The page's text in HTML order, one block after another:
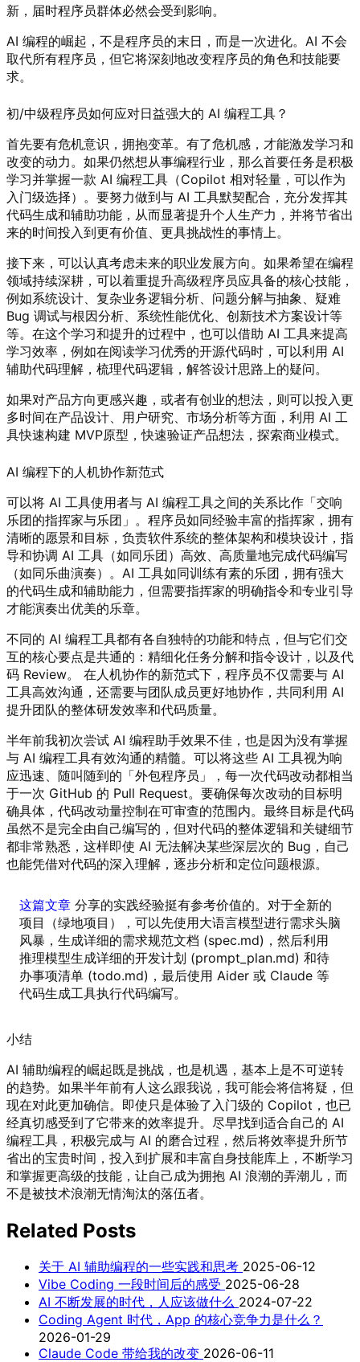
新，届时程序员群体必然会受到影响。
AI 编程的崛起，不是程序员的末日，而是一次进化。AI 不会
取代所有程序员，但它将深刻地改变程序员的角色和技能要
求。
初/中级程序员如何应对日益强大的 AI 编程工具？
首先要有危机意识，拥抱变革。有了危机感，才能激发学习和
改变的动力。如果仍然想从事编程行业，那么首要任务是积极
学习并掌握一款 AI 编程工具（Copilot 相对轻量，可以作为
入门级选择）。要努力做到与 AI 工具默契配合，充分发挥其
代码生成和辅助功能，从而显著提升个人生产力，并将节省出
来的时间投入到更有价值、更具挑战性的事情上。
接下来，可以认真考虑未来的职业发展方向。如果希望在编程
领域持续深耕，可以着重提升高级程序员应具备的核心技能，
例如系统设计、复杂业务逻辑分析、问题分解与抽象、疑难
Bug 调试与根因分析、系统性能优化、创新技术方案设计等
等。在这个学习和提升的过程中，也可以借助 AI 工具来提高
学习效率，例如在阅读学习优秀的开源代码时，可以利用 AI
辅助代码理解，梳理代码逻辑，解答设计思路上的疑问。
如果对产品方向更感兴趣，或者有创业的想法，则可以投入更
多时间在产品设计、用户研究、市场分析等方面，利用 AI 工
具快速构建 MVP原型，快速验证产品想法，探索商业模式。
AI 编程下的人机协作新范式
可以将 AI 工具使用者与 AI 编程工具之间的关系比作「交响
乐团的指挥家与乐团」。程序员如同经验丰富的指挥家，拥有
清晰的愿景和目标，负责软件系统的整体架构和模块设计，指
导和协调 AI 工具（如同乐团）高效、高质量地完成代码编写
（如同乐曲演奏）。AI 工具如同训练有素的乐团，拥有强大
的代码生成和辅助能力，但需要指挥家的明确指令和专业引导
才能演奏出优美的乐章。
不同的 AI 编程工具都有各自独特的功能和特点，但与它们交
互的核心要点是共通的：精细化任务分解和指令设计，以及代
码 Review。 在人机协作的新范式下，程序员不仅需要与 AI
工具高效沟通，还需要与团队成员更好地协作，共同利用 AI
提升团队的整体研发效率和代码质量。
半年前我初次尝试 AI 编程助手效果不佳，也是因为没有掌握
与 AI 编程工具有效沟通的精髓。可以将这些 AI 工具视为响
应迅速、随叫随到的「外包程序员」，每一次代码改动都相当
于一次 GitHub 的 Pull Request。要确保每次改动的目标明
确具体，代码改动量控制在可审查的范围内。最终目标是代码
虽然不是完全由自己编写的，但对代码的整体逻辑和关键细节
都非常熟悉，这样即使 AI 无法解决某些深层次的 Bug，自己
也能凭借对代码的深入理解，逐步分析和定位问题根源。
这篇文章 分享的实践经验挺有参考价值的。对于全新的
项目（绿地项目），可以先使用大语言模型进行需求头脑
风暴，生成详细的需求规范文档 (spec.md)，然后利用
推理模型生成详细的开发计划 (prompt_plan.md) 和待
办事项清单 (todo.md)，最后使用 Aider 或 Claude 等
代码生成工具执行代码编写。
小结
AI 辅助编程的崛起既是挑战，也是机遇，基本上是不可逆转
的趋势。如果半年前有人这么跟我说，我可能会将信将疑，但
现在对此更加确信。即使只是体验了入门级的 Copilot，也已
经真切感受到了它带来的效率提升。尽早找到适合自己的 AI
编程工具，积极完成与 AI 的磨合过程，然后将效率提升所节
省出的宝贵时间，投入到扩展和丰富自身技能库上，不断学习
和掌握更高级的技能，让自己成为拥抱 AI 浪潮的弄潮儿，而
不是被技术浪潮无情淘汰的落伍者。
Related Posts
关于 AI 辅助编程的一些实践和思考 2025-06-12
Vibe Coding 一段时间后的感受 2025-06-28
AI 不断发展的时代，人应该做什么 2024-07-22
Coding Agent 时代，App 的核心竞争力是什么？
2026-01-29
Claude Code 带给我的改变 2026-06-11